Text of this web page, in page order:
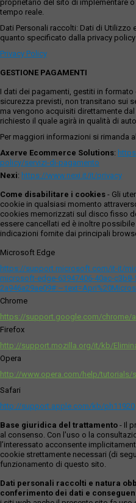
proprietario del sito di implementare
tempo reale.
Dati Personali raccolti: Dati di Utilizzo
quanto specificato dalla privacy
Privacy Policy
GESTIONE PAGAMENTI
I dati dei pagamenti, gestiti in
sicurezza previsti, non transitano sui
ma vengono acquisiti direttamente
richiesto il quale agirà in qualità di
Per maggiori informazioni si rimanda
Axerve Ecommerce Solutions:
policy/servizi-di-pagamento
Nexi: https://www.nexi.it/it/privacy
Come disabilitare i cookies - Gli
cookie in qualsiasi momento
cookies memorizzati sul disco fisso
essere cancellati ed è inoltre
indicazioni fornite dai principali
Microsoft Edge
https://support.microsoft.com/it-it/
microsoft-edge-63947406-40ac-c3b8-
Chrome
https://support.google.com/chrome/
Firefox
http://support.mozilla.org/it/kb/
Opera
http://www.opera.com/help/tutorials/
Safari
http://support.apple.com/kb/ph11920
Base giuridica del trattamento - Il
al consenso. Con l'uso o la
l’interessato acconsente
cookie strettamente necessari (di
funzionamento di questo sito.
Dati personali raccolti e natura
conferimento dei dati e